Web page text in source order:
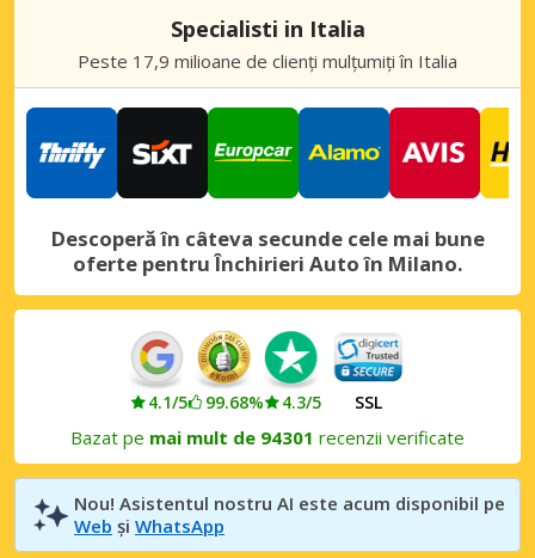
Gallarate Oraș
Gallarate, Italia
Legnano Oraș
Legnano, Italia
Meda Oraș
Milano Rozzano
Milano Rozzano, Italia
Milano Via Cassela
Milano Via Cassela, Italia
Milano, Arese
Milano, Arese, Italia
Milano, Assago
Milano, Assago, Italia
Specialisti in Italia
Peste 17,9 milioane de clienți mulțumiți în Italia
Descoperă în câteva secunde cele mai bune
oferte pentru Închirieri Auto în Milano.
4.1/5 99.68% 4.3/5 SSL
Bazat pe mai mult de 94301 recenzii verificate
Nou! Asistentul nostru AI este acum disponibil pe
Web și WhatsApp